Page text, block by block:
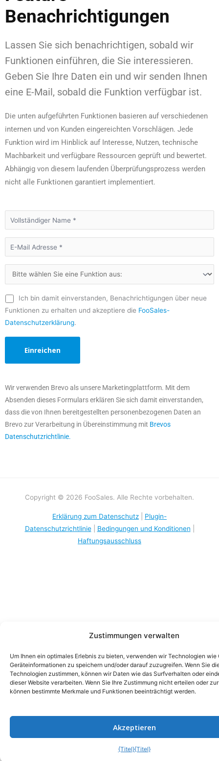
Zustimmungen verwalten
Um Ihnen ein optimales Erlebnis zu bieten, verwenden wir Technologien wie
Geräteinformationen zu speichern und/oder darauf zuzugreifen. Wenn Sie
Technologien zustimmen, können wir Daten wie das Surfverhalten oder
dieser Website verarbeiten. Wenn Sie Ihre Zustimmung nicht erteilen oder
können bestimmte Merkmale und Funktionen beeinträchtigt werden.
Akzeptieren
{Titel}{Titel}
Benachrichtigungen
Lassen Sie sich benachrichtigen, sobald wir
Funktionen einführen, die Sie interessieren.
Geben Sie Ihre Daten ein und wir senden Ihnen
eine E-Mail, sobald die Funktion verfügbar ist.
Die unten aufgeführten Funktionen basieren auf verschiedenen
internen und von Kunden eingereichten Vorschlägen. Jede
Funktion wird im Hinblick auf Interesse, Nutzen, technische
Machbarkeit und verfügbare Ressourcen geprüft und bewertet.
Abhängig von diesem laufenden Überprüfungsprozess werden
nicht alle Funktionen garantiert implementiert.
Ich bin damit einverstanden, Benachrichtigungen über neue
Funktionen zu erhalten und akzeptiere die FooSales-
Datenschutzerklärung.
Wir verwenden Brevo als unsere Marketingplattform. Mit dem
Absenden dieses Formulars erklären Sie sich damit einverstanden,
dass die von Ihnen bereitgestellten personenbezogenen Daten an
Brevo zur Verarbeitung in Übereinstimmung mit Brevos
Datenschutzrichtlinie.
Copyright © 2026 FooSales. Alle Rechte vorbehalten.
Erklärung zum Datenschutz
Plugin-
Datenschutzrichtlinie| Bedingungen und Konditionen
Haftungsausschluss